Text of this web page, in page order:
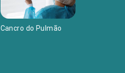
Cancro do Pulmão